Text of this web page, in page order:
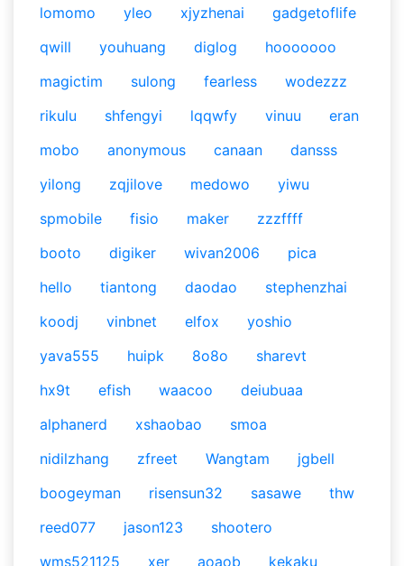
lomomo
yleo xjyzhenai
gadgetoflife
qwill
youhuang diglog
hooooooo
magictim
sulong fearless
wodezzz
rikulu
shfengyi lqqwfy vinuu
eran
mobo
anonymous canaan
dansss
yilong
zqjilove medowo
yiwu
spmobile
fisio maker
zzzffff
booto
digiker wivan2006
pica
hello
tiantong daodao
stephenzhai
koodj
vinbnet elfox
yoshio
yava555
huipk 8o8o
sharevt
hx9t
efish waacoo
deiubuaa
alphanerd
xshaobao
smoa
nidilzhang
zfreet Wangtam
jgbell
boogeyman
risensun32 sasawe
thw
reed077
jason123
shootero
wms521125
xer aoaob kekaku